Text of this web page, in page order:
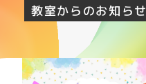
教室からのお知らせ